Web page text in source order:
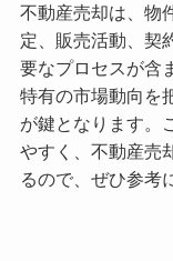
不動産売却は、物
定、販売活動、契
要なプロセスが含
特有の市場動向を
が鍵となります。
やすく、不動産売
るので、ぜひ参考